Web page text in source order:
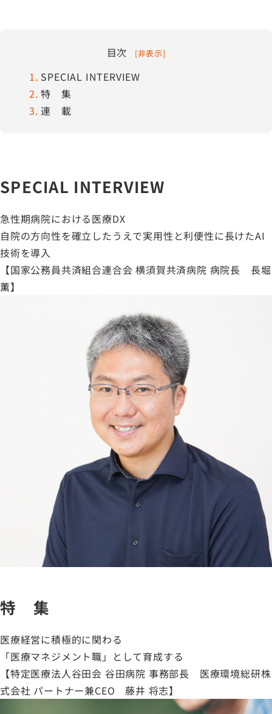
目次 [非表示]
1 SPECIAL INTERVIEW
2 特 集
3 連 載
SPECIAL INTERVIEW
急性期病院における医療DX
自院の方向性を確立したうえで実用性と利便性に長けたAI
技術を導入
【国家公務員共済組合連合会 横須賀共済病院 病院長 長堀
薫】
特 集
医療経営に積極的に関わる
「医療マネジメント職」として育成する
【特定医療法人谷田会 谷田病院 事務部長 医療環境総研株
式会社 パートナー兼CEO 藤井 将志】